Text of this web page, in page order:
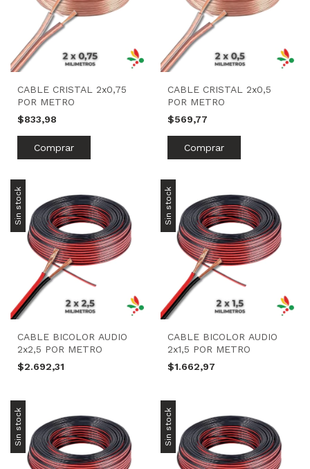
CABLE CRISTAL 2x0,75
POR METRO
$833,98
CABLE CRISTAL 2x0,5
POR METRO
$569,77
Sin stock
CABLE BICOLOR AUDIO
2x2,5 POR METRO
$2.692,31
Sin stock
CABLE BICOLOR AUDIO
2x1,5 POR METRO
$1.662,97
Sin stock Sin stock